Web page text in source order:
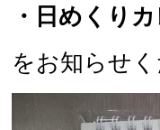
・日めくり
をお知らせ